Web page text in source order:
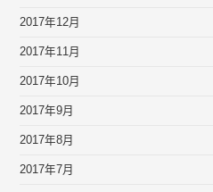
2017年12月
2017年11月
2017年10月
2017年9月
2017年8月
2017年7月